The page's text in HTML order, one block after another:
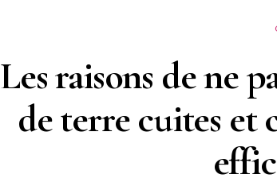
Les raisons de ne
de terre cuites et